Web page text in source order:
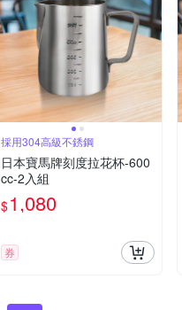
採用304高級不銹鋼
日本寶馬牌刻度拉花杯-600
cc-2入組
$1,080
券